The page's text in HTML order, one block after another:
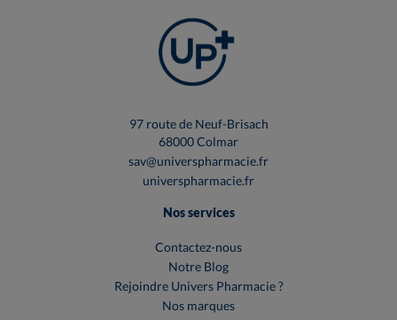
97 route de Neuf-Brisach
68000 Colmar
sav@universpharmacie.fr
universpharmacie.fr
Nos services
Contactez-nous
Notre Blog
Rejoindre Univers Pharmacie ?
Nos marques